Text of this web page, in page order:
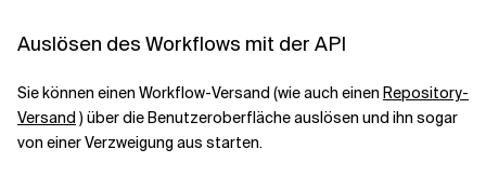
Auslösen des Workflows mit der API
Sie können einen Workflow-Versand (wie auch einen Repository-
Versand ) über die Benutzeroberfläche auslösen und ihn sogar
von einer Verzweigung aus starten.